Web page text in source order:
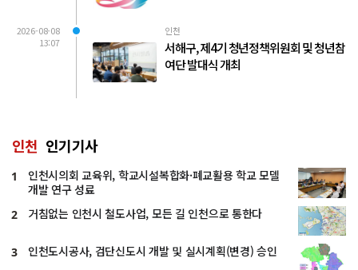
2026-08-08
13:07
인천
서해구, 제4기 청년정책위원회 및 청년참
여단 발대식 개최
인천 인기기사
1
인천시의회 교육위, 학교시설복합화·폐교활용 학교 모델
개발 연구 성료
2 거침없는 인천시 철도사업, 모든 길 인천으로 통한다
3 인천도시공사, 검단신도시 개발 및 실시계획(변경) 승인